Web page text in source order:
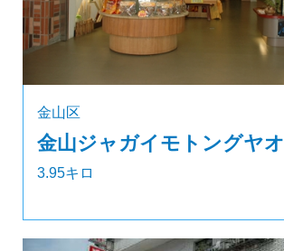
金山区
金山ジャガイモトングヤオ
3.95キロ